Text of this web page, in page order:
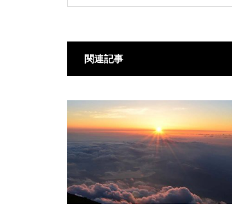
関連記事